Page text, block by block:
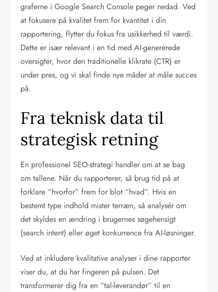
graferne i Google Search Console peger nedad. Ved
at fokusere på kvalitet frem for kvantitet i din
rapportering, flytter du fokus fra usikkerhed til værdi.
Dette er især relevant i en tid med AI-genererede
oversigter, hvor den traditionelle klikrate (CTR) er
under pres, og vi skal finde nye måder at måle succes
på.
Fra teknisk data til
strategisk retning
En professionel SEO-strategi handler om at se bag
om tallene. Når du rapporterer, så brug tid på at
forklare “hvorfor” frem for blot “hvad”. Hvis en
bestemt type indhold mister terræn, så analysér om
det skyldes en ændring i brugernes søgehensigt
(search intent) eller øget konkurrence fra AI-løsninger.
Ved at inkludere kvalitative analyser i dine rapporter
viser du, at du har fingeren på pulsen. Det
transformerer dig fra en “tal-leverandør” til en